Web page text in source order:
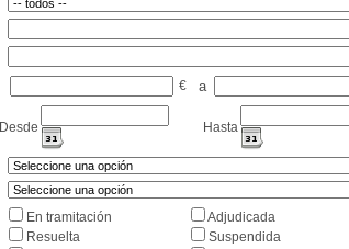
€ a
Desde Hasta
En tramitación
Adjudicada
Resuelta
Suspendida